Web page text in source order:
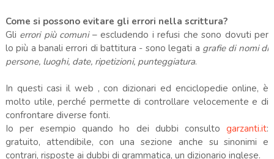
Come si possono evitare gli errori nella scrittura?
Gli errori più comuni– escludendo i refusi che sono dovuti per
lo più a banali errori di battitura - sono legati a grafie di nomi di
persone, luoghi, date, ripetizioni, punteggiatura.
In questi casi il web , con dizionari ed enciclopedie online, è
molto utile, perché permette di controllare velocemente e di
confrontare diverse fonti.
Io per esempio quando ho dei dubbi consultogarzanti.it:
gratuito, attendibile, con una sezione anche su sinonimi e
contrari, risposte ai dubbi di grammatica, un dizionario inglese.